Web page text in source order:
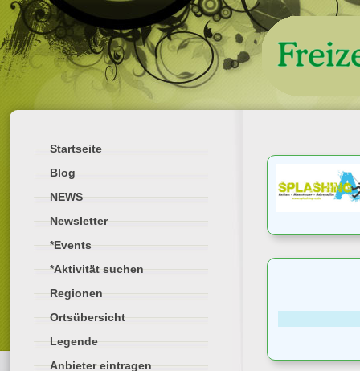
Startseite
Blog
NEWS
Newsletter
*Events
*Aktivität suchen
Regionen
Ortsübersicht
Legende
Anbieter eintragen